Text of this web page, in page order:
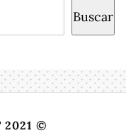
Buscar
2021 ©